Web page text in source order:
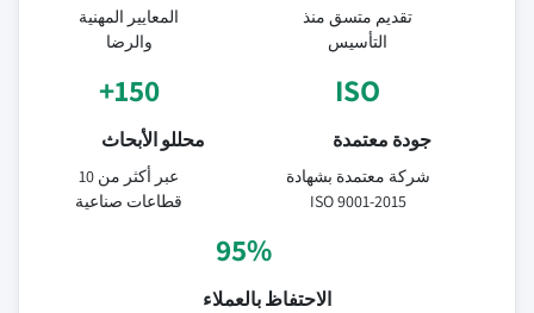
تقديم متسق منذ
التأسيس
المعايير المهنية
والرضا
ISO
جودة معتمدة
شركة معتمدة بشهادة
ISO 9001-2015
150+
محللو الأبحاث
عبر أكثر من 10
قطاعات صناعية
95%
الاحتفاظ بالعملاء